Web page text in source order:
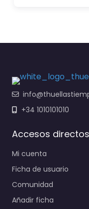
+34 1010101010
Accesos directos
Mi cuenta
Ficha de usuario
Comunidad
Añadir ficha